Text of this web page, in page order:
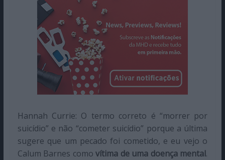
Hannah Currie: O termo correto é “morrer por
suicídio” e não “cometer suicídio” porque a última
sugere que um pecado foi cometido, e eu vejo o
Calum Barnes comovítima de uma doença mental.